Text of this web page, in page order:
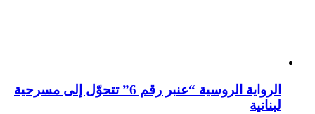
الرواية الروسية “عنبر رقم 6” تتحوّل إلى مسرحية
لبنانية